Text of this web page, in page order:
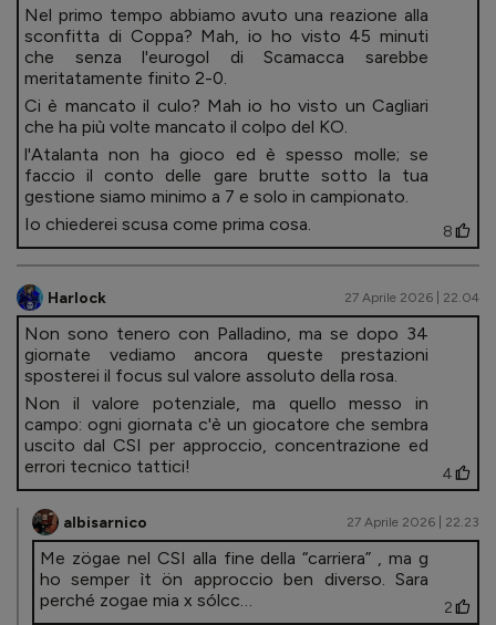
Nel primo tempo abbiamo avuto una reazione alla
sconfitta di Coppa? Mah, io ho visto 45 minuti
che senza l'eurogol di Scamacca sarebbe
meritatamente finito 2-0.
Ci è mancato il culo? Mah io ho visto un Cagliari
che ha più volte mancato il colpo del KO.
l'Atalanta non ha gioco ed è spesso molle; se
faccio il conto delle gare brutte sotto la tua
gestione siamo minimo a 7 e solo in campionato.
Io chiederei scusa come prima cosa.
8
Harlock 27 Aprile 2026 | 22.04
Non sono tenero con Palladino, ma se dopo 34
giornate vediamo ancora queste prestazioni
sposterei il focus sul valore assoluto della rosa.
Non il valore potenziale, ma quello messo in
campo: ogni giornata c'è un giocatore che sembra
uscito dal CSI per approccio, concentrazione ed
errori tecnico tattici!
4
albisarnico 27 Aprile 2026 | 22.23
Me zögae nel CSI alla fine della “carriera” , ma g
ho semper ìt ön approccio ben diverso. Sara
perché zogae mia x sólcc…
2